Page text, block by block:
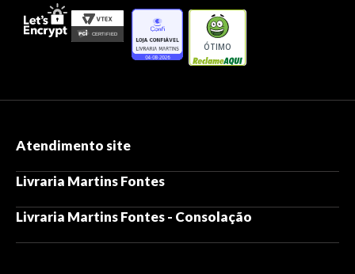
ÓTIMO
Atendimento site
Livraria Martins Fontes
Livraria Martins Fontes - Consolação